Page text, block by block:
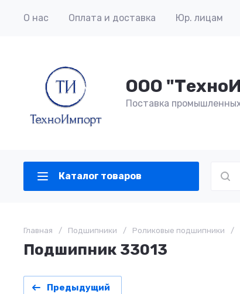
О нас Оплата и доставка Юр. лицам
ООО
Поставка
Каталог товаров
Главная / Подшипники / Роликовые подшипники /
Подшипник 33013
Предыдущий